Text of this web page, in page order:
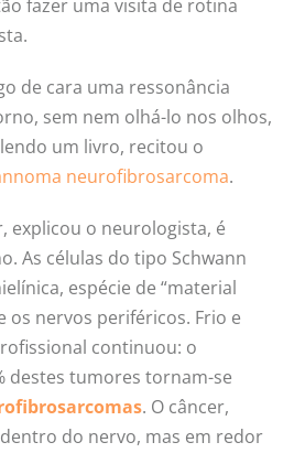
fazer uma visita de rotina
de cara uma ressonância
sem nem olhá-lo nos olhos,
um livro, recitou o
neurofibrosarcoma.
explicou o neurologista, é
As células do tipo Schwann
espécie de “material
os nervos periféricos. Frio e
continuou: o
destes tumores tornam-se
. O câncer,
do nervo, mas em redor